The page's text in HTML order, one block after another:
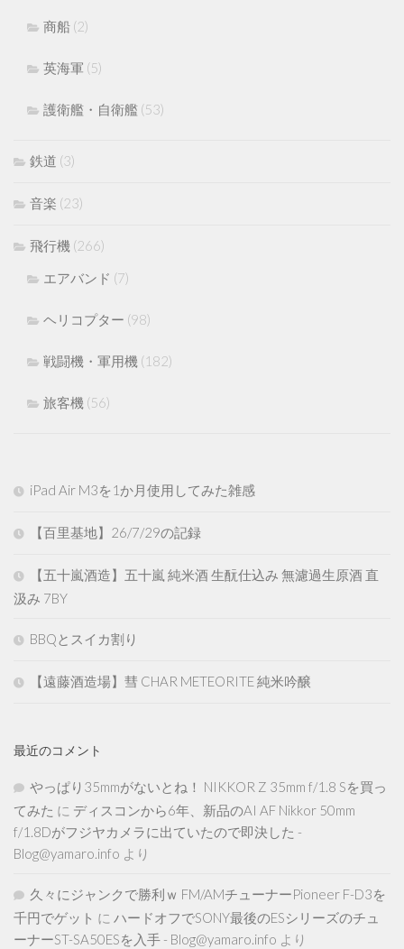
商船 (2)
英海軍 (5)
護衛艦・自衛艦 (53)
鉄道 (3)
音楽 (23)
飛行機 (266)
エアバンド (7)
ヘリコプター (98)
戦闘機・軍用機 (182)
旅客機 (56)
iPad Air M3を1か月使用してみた雑感
【百里基地】26/7/29の記録
【五十嵐酒造】五十嵐 純米酒 生酛仕込み 無濾過生原酒 直
汲み 7BY
BBQとスイカ割り
【遠藤酒造場】彗 CHAR METEORITE 純米吟醸
最近のコメント
やっぱり35mmがないとね！ NIKKOR Z 35mm f/1.8 Sを買っ
てみた に ディスコンから6年、新品のAI AF Nikkor 50mm
f/1.8Dがフジヤカメラに出ていたので即決した -
Blog@yamaro.info より
久々にジャンクで勝利ｗ FM/AMチューナーPioneer F-D3を
千円でゲット に ハードオフでSONY最後のESシリーズのチュ
ーナーST-SA50ESを入手 - Blog@yamaro.info より